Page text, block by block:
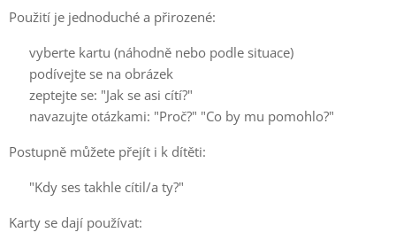
Použití je jednoduché a přirozené:
👉 vyberte kartu (náhodně nebo podle situace)
👉 podívejte se na obrázek
👉 zeptejte se: "Jak se asi cítí?"
👉 navazujte otázkami: "Proč?" "Co by mu pomohlo?"
Postupně můžete přejít i k dítěti:
👉 "Kdy ses takhle cítil/a ty?"
Karty se dají používat: